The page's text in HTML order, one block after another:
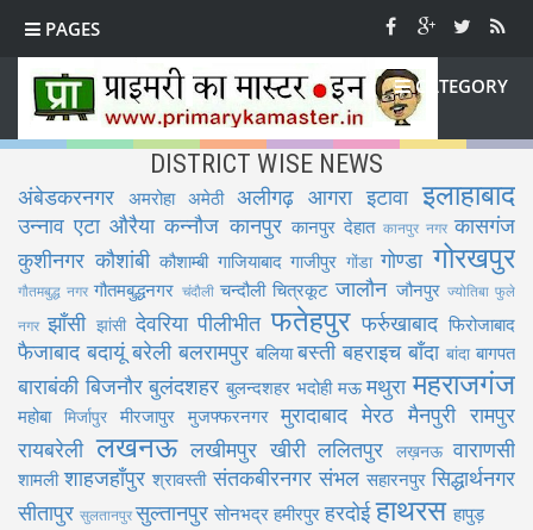
PAGES
CATEGORY
DISTRICT WISE NEWS
अंबेडकरनगर अमरोहा अमेठी अलीगढ़ आगरा इटावा इलाहाबाद
उन्नाव एटा औरैया कन्नौज कानपुर कानपुर देहात कानपुर नगर कासगंज
कुशीनगर कौशांबी कौशाम्बी गाजियाबाद गाजीपुर गोंडा गोण्डा गोरखपुर
गौतमबुद्ध नगर गौतमबुद्धनगर चंदौली चन्दौली चित्रकूट जालौन जौनपुर ज्योतिबा फुले
नगर झाँसी झांसी देवरिया पीलीभीत फतेहपुर फर्रुखाबाद फिरोजाबाद
फैजाबाद बदायूं बरेली बलरामपुर बलिया बस्ती बहराइच बाँदा बांदा बागपत
बाराबंकी बिजनौर बुलंदशहर बुलन्दशहर भदोही मऊ मथुरा महराजगंज
महोबा मिर्जापुर मीरजापुर मुजफ्फरनगर मुरादाबाद मेरठ मैनपुरी रामपुर
रायबरेली लखनऊ लखीमपुर खीरी ललितपुर लख़नऊ वाराणसी
शामली शाहजहाँपुर श्रावस्ती संतकबीरनगर संभल सहारनपुर सिद्धार्थनगर
सीतापुर सुलतानपुरसुल्तानपुर सोनभद्र हमीरपुर हरदोई हाथरस हापुड़